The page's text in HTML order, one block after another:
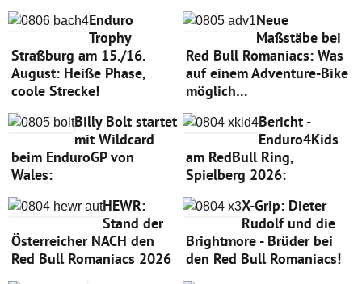
Enduro
Trophy
Straßburg am 15./16.
August: Heiße Phase,
coole Strecke!
Neue
Maßstäbe bei
Red Bull Romaniacs: Was
auf einem Adventure-Bike
möglich…
Billy Bolt startet
mit Wildcard
beim EnduroGP von
Wales:
Bericht -
Enduro4Kids
am RedBull Ring,
Spielberg 2026:
HEWR:
Stand der
Österreicher NACH den
Red Bull Romaniacs 2026
X-Grip: Dieter
Rudolf und die
Brightmore - Brüder bei
den Red Bull Romaniacs!